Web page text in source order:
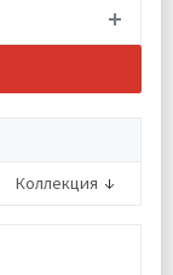
Коллекция